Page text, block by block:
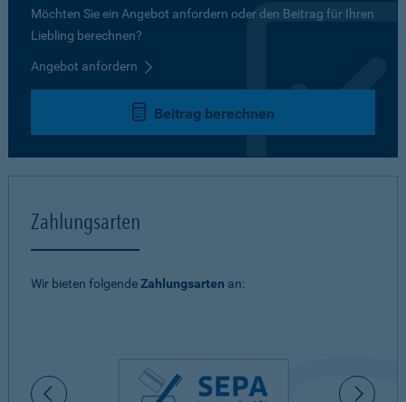
Möchten Sie ein Angebot anfordern oder den Beitrag für Ihren
Liebling berechnen?
Angebot anfordern
Beitrag berechnen
Zahlungsarten
Wir bieten folgendeZahlungsarten an: